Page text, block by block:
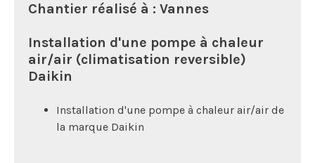
Chantier réalisé à : Vannes
Installation d'une pompe à chaleur
air/air (climatisation reversible)
Daikin
Installation d'une pompe à chaleur air/air de
la marque Daikin